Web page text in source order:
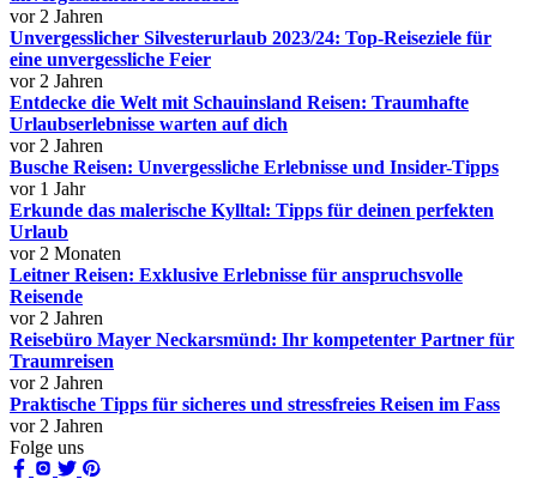
vor 2 Jahren
Unvergesslicher Silvesterurlaub 2023/24: Top-Reiseziele für
eine unvergessliche Feier
vor 2 Jahren
Entdecke die Welt mit Schauinsland Reisen: Traumhafte
Urlaubserlebnisse warten auf dich
vor 2 Jahren
Busche Reisen: Unvergessliche Erlebnisse und Insider-Tipps
vor 1 Jahr
Erkunde das malerische Kylltal: Tipps für deinen perfekten
Urlaub
vor 2 Monaten
Leitner Reisen: Exklusive Erlebnisse für anspruchsvolle
Reisende
vor 2 Jahren
Reisebüro Mayer Neckarsmünd: Ihr kompetenter Partner für
Traumreisen
vor 2 Jahren
Praktische Tipps für sicheres und stressfreies Reisen im Fass
vor 2 Jahren
Folge uns